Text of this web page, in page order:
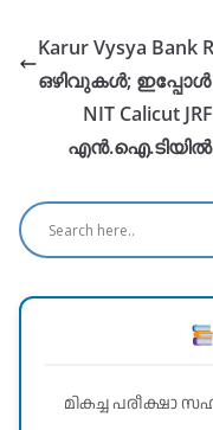
Karur Vysya Bank
ഒഴിവുകൾ; ഇപ്പോൾ
NIT Calicut
എൻ.ഐ.ടിയിൽ
മികച്ച പരീക്ഷാ